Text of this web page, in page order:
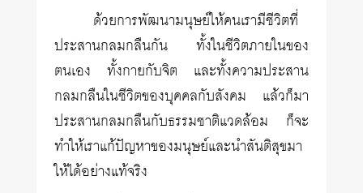
ด้วยการพัฒนามนุษย์ให้คนเรามีชีวิตที่
ประสานกลมกลืนกัน ทั้งในชีวิตภายในของ
ตนเอง ทั้งกายกับจิต และทั้งความประสาน
กลมกลืนในชีวิตของบุคคลกับสังคม แล้วก็มา
ประสานกลมกลืนกับธรรมชาติแวดล้อม ก็จะ
ทำให้เราแก้ปัญหาของมนุษย์และนำสันติสุขมา
ให้ได้อย่างแท้จริง